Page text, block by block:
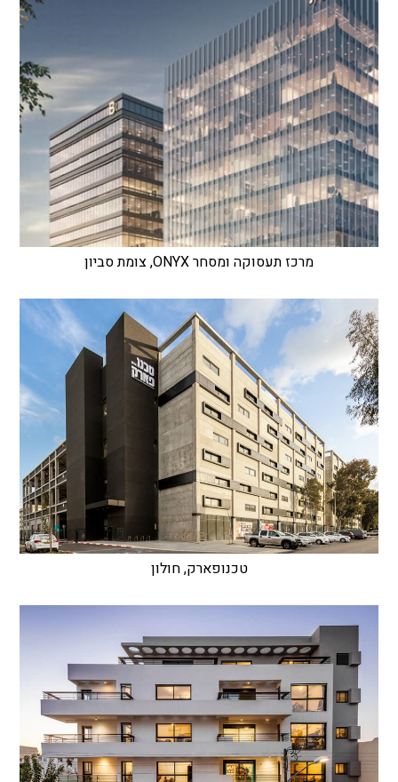
מרכז תעסוקה ומסחר ONYX, צומת סביון
טכנופארק, חולון